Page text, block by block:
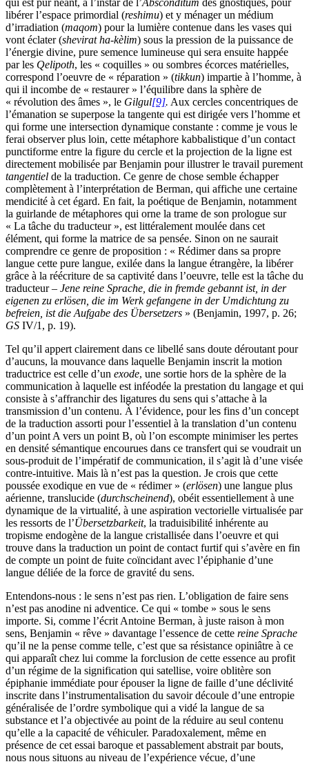
qui est pur néant, à l’instar de l’Absconditum des gnostiques, pour
libérer l’espace primordial (reshimu) et y ménager un médium
d’irradiation (maqom) pour la lumière contenue dans les vases qui
vont éclater (shevirat ha-kèlim) sous la pression de la puissance de
l’énergie divine, pure semence lumineuse qui sera ensuite happée
par les Qelipoth, les « coquilles » ou sombres écorces matérielles,
correspond l’oeuvre de « réparation » (tikkun) impartie à l’homme, à
qui il incombe de « restaurer » l’équilibre dans la sphère de
« révolution des âmes », le Gilgul[9]. Aux cercles concentriques de
l’émanation se superpose la tangente qui est dirigée vers l’homme et
qui forme une intersection dynamique constante : comme je vous le
ferai observer plus loin, cette métaphore kabbalistique d’un contact
punctiforme entre la figure du cercle et la projection de la ligne est
directement mobilisée par Benjamin pour illustrer le travail purement
tangentiel de la traduction. Ce genre de chose semble échapper
complètement à l’interprétation de Berman, qui affiche une certaine
mendicité à cet égard. En fait, la poétique de Benjamin, notamment
la guirlande de métaphores qui orne la trame de son prologue sur
« La tâche du traducteur », est littéralement moulée dans cet
élément, qui forme la matrice de sa pensée. Sinon on ne saurait
comprendre ce genre de proposition : « Rédimer dans sa propre
langue cette pure langue, exilée dans la langue étrangère, la libérer
grâce à la réécriture de sa captivité dans l’oeuvre, telle est la tâche du
traducteur – Jene reine Sprache, die in fremde gebannt ist, in der
eigenen zu erlösen, die im Werk gefangene in der Umdichtung zu
befreien, ist die Aufgabe des Übersetzers » (Benjamin, 1997, p. 26;
GS IV/1, p. 19).
Tel qu’il appert clairement dans ce libellé sans doute déroutant pour
d’aucuns, la mouvance dans laquelle Benjamin inscrit la motion
traductrice est celle d’un exode, une sortie hors de la sphère de la
communication à laquelle est inféodée la prestation du langage et qui
consiste à s’affranchir des ligatures du sens qui s’attache à la
transmission d’un contenu. À l’évidence, pour les fins d’un concept
de la traduction assorti pour l’essentiel à la translation d’un contenu
d’un point A vers un point B, où l’on escompte minimiser les pertes
en densité sémantique encourues dans ce transfert qui se voudrait un
sous-produit de l’impératif de communication, il s’agit là d’une visée
contre-intuitive. Mais là n’est pas la question. Je crois que cette
poussée exodique en vue de « rédimer » (erlösen) une langue plus
aérienne, translucide (durchscheinend), obéit essentiellement à une
dynamique de la virtualité, à une aspiration vectorielle virtualisée par
les ressorts de l’Übersetzbarkeit, la traduisibilité inhérente au
tropisme endogène de la langue cristallisée dans l’oeuvre et qui
trouve dans la traduction un point de contact furtif qui s’avère en fin
de compte un point de fuite coïncidant avec l’épiphanie d’une
langue déliée de la force de gravité du sens.
Entendons-nous : le sens n’est pas rien. L’obligation de faire sens
n’est pas anodine ni adventice. Ce qui « tombe » sous le sens
importe. Si, comme l’écrit Antoine Berman, à juste raison à mon
sens, Benjamin « rêve » davantage l’essence de cette reine Sprache
qu’il ne la pense comme telle, c’est que sa résistance opiniâtre à ce
qui apparaît chez lui comme la forclusion de cette essence au profit
d’un régime de la signification qui satellise, voire oblitère son
épiphanie immédiate pour épouser la ligne de faille d’une déclivité
inscrite dans l’instrumentalisation du savoir découle d’une entropie
généralisée de l’ordre symbolique qui a vidé la langue de sa
substance et l’a objectivée au point de la réduire au seul contenu
qu’elle a la capacité de véhiculer. Paradoxalement, même en
présence de cet essai baroque et passablement abstrait par bouts,
nous nous situons au niveau de l’expérience vécue, d’une